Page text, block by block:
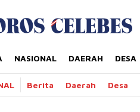
NASIONAL DAERAH DESA
Berita Daerah Desa